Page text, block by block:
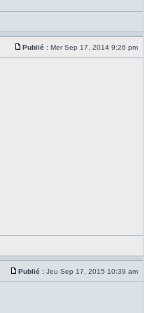
Publié : Mer Sep 17, 2014 9:26 pm
Publié : Jeu Sep 17, 2015 10:39 am